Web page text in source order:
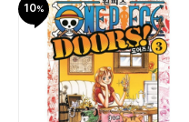
10